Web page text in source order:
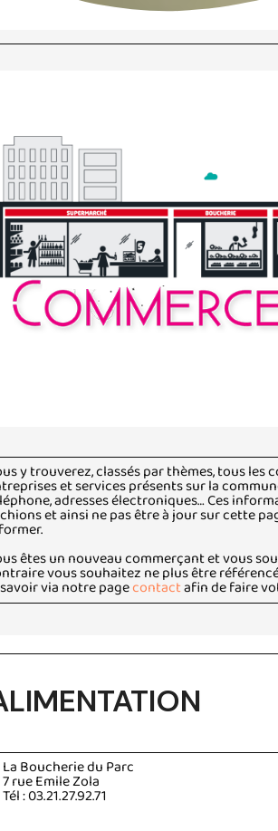
y trouverez, classés par thèmes, tous
et services présents sur la
adresses électroniques… Ces
et ainsi ne pas être à jour sur cette
êtes un nouveau commerçant et vous
vous souhaitez ne plus être
via notre pagecontactafin de faire
La Boucherie du Parc
7 rue Emile Zola
Tél : 03.21.27.92.71